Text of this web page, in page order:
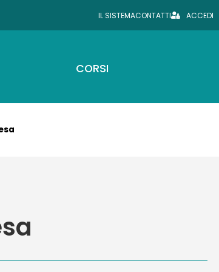
IL SISTEMACONTATTI ACCEDI
CORSI